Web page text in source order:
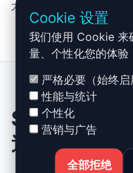
不需要，整个过程仅通
Stage 1
道的一切
Cookie 设置
我们使用 Cookie 来
量、个性化您的体验
严格必要（始终启
性能与统计
个性化
营销与广告
全部拒绝